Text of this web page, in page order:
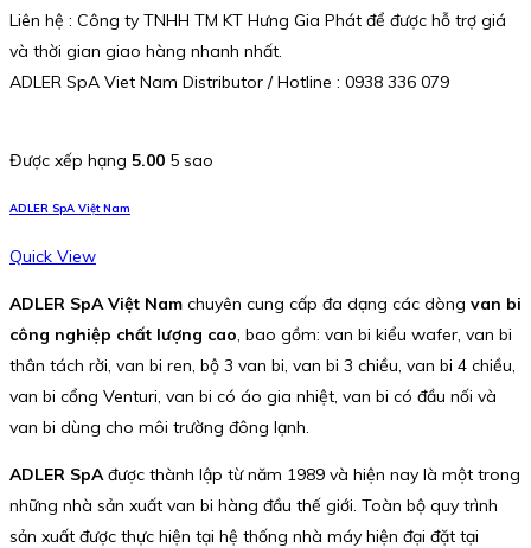
Liên hệ : Công ty TNHH TM KT Hưng Gia Phát để được hỗ trợ giá
và thời gian giao hàng nhanh nhất.
ADLER SpA Viet Nam Distributor / Hotline : 0938 336 079
Được xếp hạng 5.00 5 sao
ADLER SpA Việt Nam
Quick View
ADLER SpA Việt Nam chuyên cung cấp đa dạng các dòng van bi
công nghiệp chất lượng cao, bao gồm: van bi kiểu wafer, van bi
thân tách rời, van bi ren, bộ 3 van bi, van bi 3 chiều, van bi 4 chiều,
van bi cổng Venturi, van bi có áo gia nhiệt, van bi có đầu nối và
van bi dùng cho môi trường đông lạnh.
ADLER SpAđược thành lập từ năm 1989 và hiện nay là một trong
những nhà sản xuất van bi hàng đầu thế giới. Toàn bộ quy trình
sản xuất được thực hiện tại hệ thống nhà máy hiện đại đặt tại